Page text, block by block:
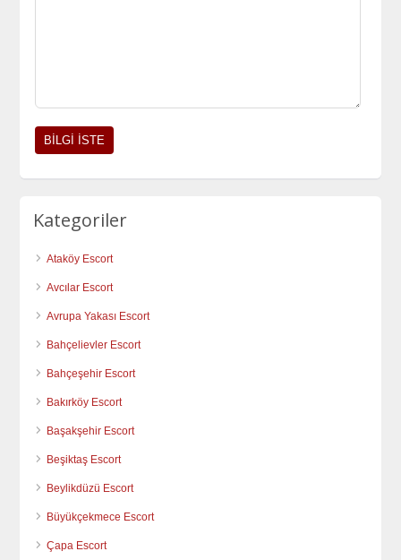
Kategoriler
Ataköy Escort
Avcılar Escort
Avrupa Yakası Escort
Bahçelievler Escort
Bahçeşehir Escort
Bakırköy Escort
Başakşehir Escort
Beşiktaş Escort
Beylikdüzü Escort
Büyükçekmece Escort
Çapa Escort